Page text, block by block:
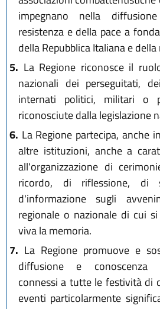
impegnano nella
resistenza e della pace a
della Repubblica Italiana e
5. La Regione riconosce il
nazionali dei perseguitati,
internati politici, militari o
riconosciute dalla legislazione
6. La Regione partecipa, anche
altre istituzioni, anche a
all'organizzazione di
ricordo, di riflessione, di
d'informazione sugli
regionale o nazionale di cui
viva la memoria.
7. La Regione promuove e
diffusione e conoscenza
connessi a tutte le festività di
eventi particolarmente